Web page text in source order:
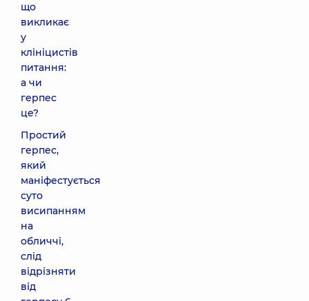
що
викликає
у
клініцистів
питання:
а чи
герпес
це?
Простий
герпес,
який
маніфестується
суто
висипанням
на
обличчі,
слід
відрізняти
від